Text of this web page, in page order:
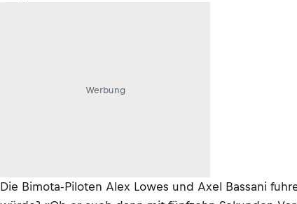
Werbung
Die Bimota-Piloten Alex Lowes und Axel Bassani